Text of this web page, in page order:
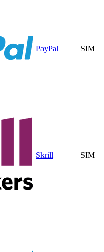
PayPal SIM
Skrill SIM